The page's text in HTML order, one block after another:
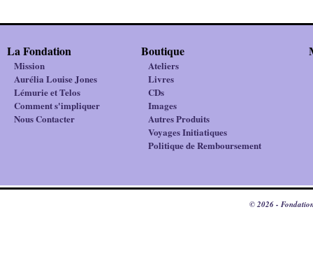
La Fondation
Mission
Aurélia Louise Jones
Lémurie et Telos
Comment s'impliquer
Nous Contacter
Boutique
Ateliers
Livres
CDs
Images
Autres Produits
Voyages Initiatiques
Politique de Remboursement
© 2026 -